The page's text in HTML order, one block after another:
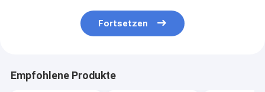
Fortsetzen
Empfohlene Produkte